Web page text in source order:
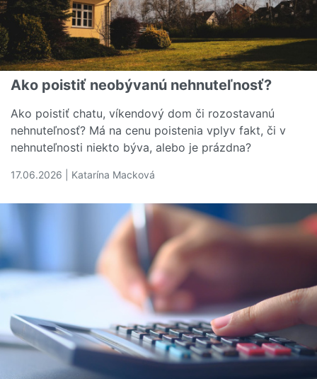
Ako poistiť neobývanú nehnuteľnosť?
Ako poistiť chatu, víkendový dom či rozostavanú
nehnuteľnosť? Má na cenu poistenia vplyv fakt, či v
nehnuteľnosti niekto býva, alebo je prázdna?
17.06.2026 | Katarína Macková